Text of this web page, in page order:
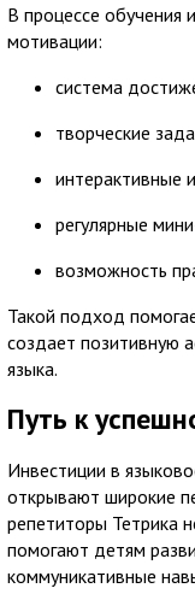
В процессе обучения
мотивации:
система
творческие
интерактивные
регулярные
возможность
Такой подход
создает позитивную
языка.
Путь к
Инвестиции в
открывают широкие
репетиторы Тетрика
помогают детям
коммуникативные